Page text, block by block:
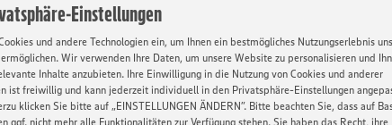
Einstellungen
und andere Technologien ein, um Ihnen ein bestmögliches Nutzungserlebnis
Wir verwenden Ihre Daten, um unsere Website zu personalisieren und
Inhalte anzubieten. Ihre Einwilligung in die Nutzung von Cookies und anderer
ist freiwillig und kann jederzeit individuell in den Privatsphäre-Einstellungen
klicken Sie bitte auf „EINSTELLUNGEN ÄNDERN”. Bitte beachten Sie, dass auf
ggf. nicht mehr alle Funktionalitäten zur Verfügung stehen. Sie haben das Recht, ihre
Lehrjahr 1310,- und im 3. Lehrjahr 1480,-
die in dieser Form nur EDEKA bietet